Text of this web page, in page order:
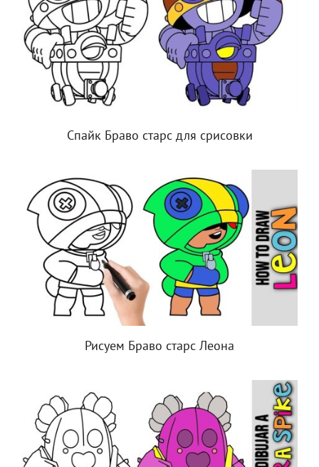
Спайк Браво старс для срисовки
Рисуем Браво старс Леона